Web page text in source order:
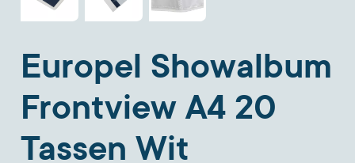
Europel Showalbum
Frontview A4 20
Tassen Wit